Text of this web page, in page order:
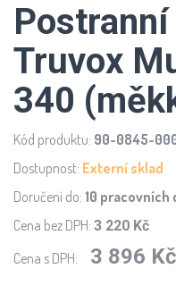
Truvox
340
Kód produktu: 90-0845-
Dostupnost: Externí sklad
Doručení do: 10 pracovních
Cena bez DPH: 3 220 Kč
Cena s DPH: 3 896 Kč